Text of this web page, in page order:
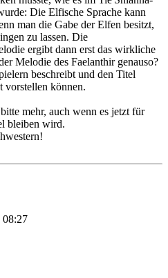
Die Elfische Sprache kann
man die Gabe der Elfen besitzt,
zu lassen. Die
ergibt dann erst das wirkliche
Melodie des Faelanthir genauso?
beschreibt und den Titel
vorstellen können.
mehr, auch wenn es jetzt für
bleiben wird.
08:27